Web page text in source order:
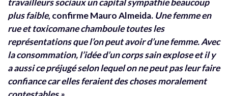
travailleurs sociaux un capital sympathie beaucoup
plus faible, confirme Mauro Almeida. Une femme en
rue et toxicomane chamboule toutes les
représentations que l’on peut avoir d’une femme. Avec
la consommation, l’idée d’un corps sain explose et il y
a aussi ce préjugé selon lequel on ne peut pas leur faire
confiance car elles feraient des choses moralement